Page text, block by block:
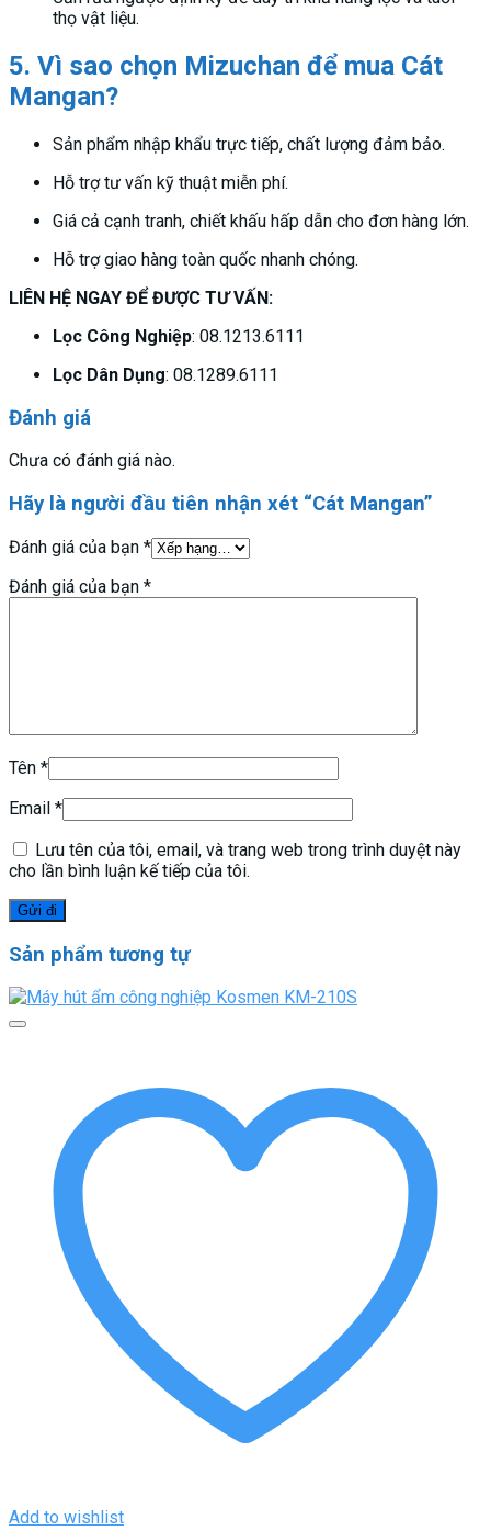
thọ vật liệu.
5. Vì sao chọn Mizuchan để mua Cát
Mangan?
Sản phẩm nhập khẩu trực tiếp, chất lượng đảm bảo.
Hỗ trợ tư vấn kỹ thuật miễn phí.
Giá cả cạnh tranh, chiết khấu hấp dẫn cho đơn hàng lớn.
Hỗ trợ giao hàng toàn quốc nhanh chóng.
LIÊN HỆ NGAY ĐỂ ĐƯỢC TƯ VẤN:
Lọc Công Nghiệp: 08.1213.6111
Lọc Dân Dụng: 08.1289.6111
Đánh giá
Chưa có đánh giá nào.
Hãy là người đầu tiên nhận xét “Cát Mangan”
Đánh giá của bạn *
Đánh giá của bạn *
Tên *
Email *
Lưu tên của tôi, email, và trang web trong trình duyệt này
cho lần bình luận kế tiếp của tôi.
Sản phẩm tương tự
Add to wishlist